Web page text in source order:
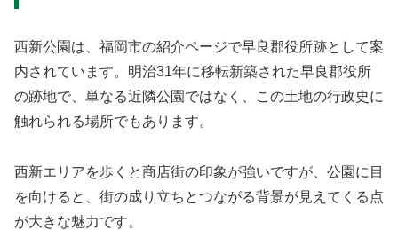
西新公園は、福岡市の紹介ページで早良郡役所跡として案
内されています。明治31年に移転新築された早良郡役所
の跡地で、単なる近隣公園ではなく、この土地の行政史に
触れられる場所でもあります。
西新エリアを歩くと商店街の印象が強いですが、公園に目
を向けると、街の成り立ちとつながる背景が見えてくる点
が大きな魅力です。